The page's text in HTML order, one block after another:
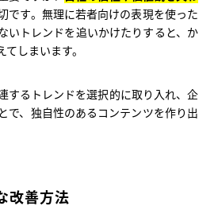
です。無理に若者向けの表現を使った
いトレンドを追いかけたりすると、か
しまいます。
するトレンドを選択的に取り入れ、企
で、独自性のあるコンテンツを作り出
改善方法